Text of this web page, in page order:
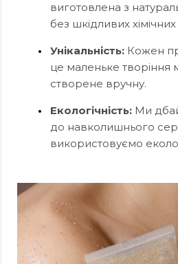
виготовлена з
без шкідливих
Унікальність: Кожен
це маленьке творіння
створене вручну.
Екологічність: Ми
до навколишнього
використовуємо